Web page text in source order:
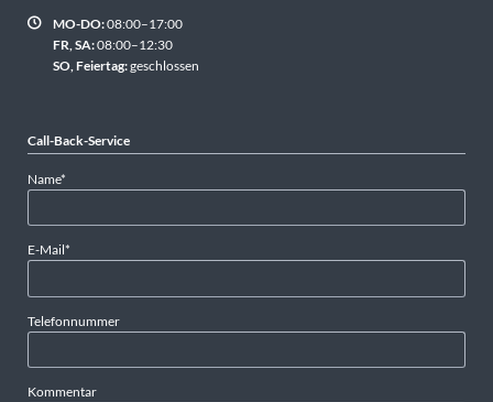
MO-DO:08:00–17:00
FR, SA:08:00–12:30
SO, Feiertag:geschlossen
Call-Back-Service
Pflichtfeld
Name*
Pflichtfeld
E-Mail*
Telefonnummer
Kommentar